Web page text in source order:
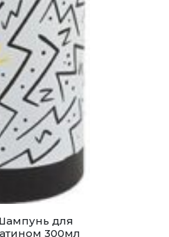
для
300мл